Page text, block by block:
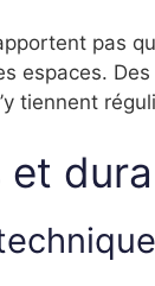
pas
espaces.
tiennent
et